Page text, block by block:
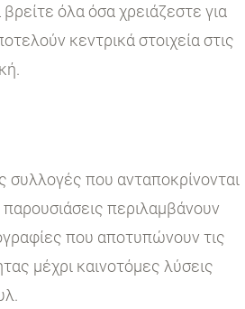
όλα όσα χρειάζεστε για
κεντρικά στοιχεία στις
συλλογές που ανταποκρίνονται
περιλαμβάνουν
που αποτυπώνουν τις
μέχρι καινοτόμες λύσεις